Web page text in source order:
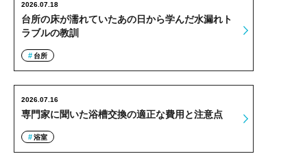
台所の床が濡れていたあの日から学んだ水漏れト
ラブルの教訓
2026.07.18
台所
専門家に聞いた浴槽交換の適正な費用と注意点
2026.07.16
浴室